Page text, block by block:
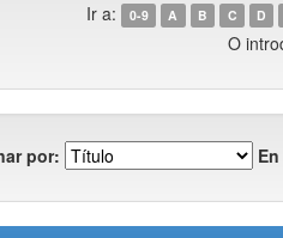
Ir a: 0-9 A B C D
O
por: